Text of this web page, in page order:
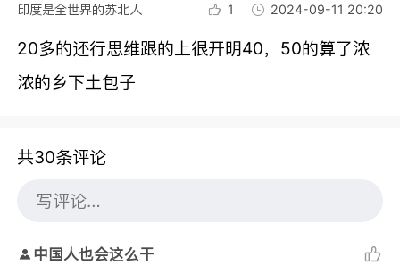
印度是全世界的苏北人 1 2024-09-11 20:20
20多的还行思维跟的上很开明40，50的算了浓
浓的乡下土包子
共30条评论
中国人也会这么干